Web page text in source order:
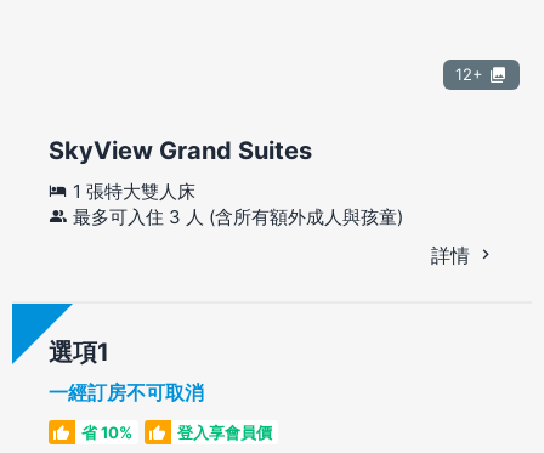
12+
SkyView Grand Suites
1 張特大雙人床
最多可入住 3 人 (含所有額外成人與孩童)
詳情
選項
一經訂房不可取消
省 10% 登入享會員價